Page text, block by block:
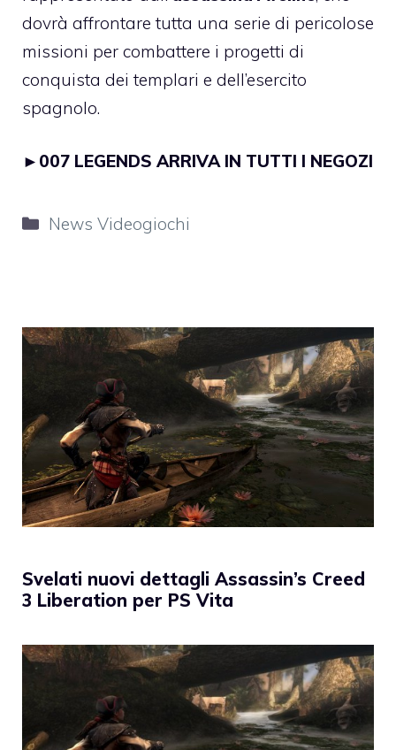
dovrà affrontare tutta una serie di pericolose
missioni per combattere i progetti di
conquista dei templari e dell’esercito
spagnolo.
► 007 LEGENDS ARRIVA IN TUTTI I NEGOZI
Categorie
News Videogiochi
Svelati nuovi dettagli Assassin’s Creed
3 Liberation per PS Vita